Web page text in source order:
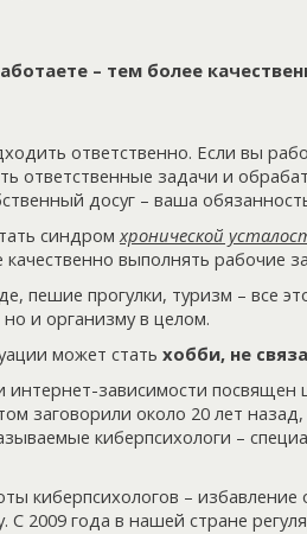
– тем более
ответственно. Если вы
ответственные задачи и
досуг – ваша
синдромхронической
выполнять рабочие
пешие прогулки, туризм – все
и организму в целом.
может стать хобби, не
зависимости посвящен
заговорили около 20 лет
киберпсихологи –
киберпсихологов –
С 2009 года в нашей стране